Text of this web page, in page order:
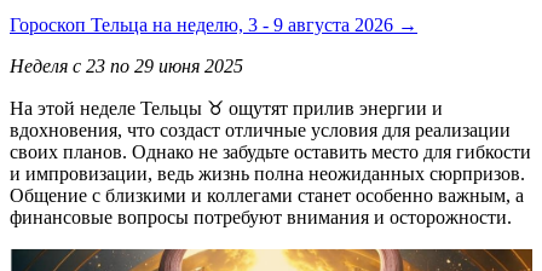
Гороскоп Тельца на неделю, 3 - 9 августа 2026 →
Неделя с 23 по 29 июня 2025
На этой неделе Тельцы ♉️ ощутят прилив энергии и
вдохновения, что создаст отличные условия для реализации
своих планов. Однако не забудьте оставить место для гибкости
и импровизации, ведь жизнь полна неожиданных сюрпризов.
Общение с близкими и коллегами станет особенно важным, а
финансовые вопросы потребуют внимания и осторожности.